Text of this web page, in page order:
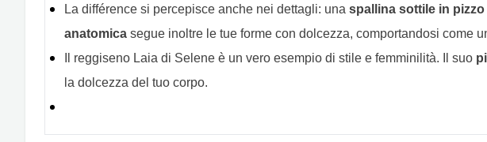
La différence si percepisce anche nei dettagli: una spallina sottile in pizzo
anatomica segue inoltre le tue forme con dolcezza, comportandosi come
Il reggiseno Laia di Selene è un vero esempio di stile e femminilità. Il suo
la dolcezza del tuo corpo.